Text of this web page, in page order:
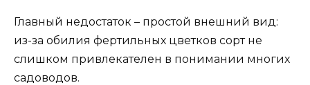
Главный недостаток – простой внешний вид:
из-за обилия фертильных цветков сорт не
слишком привлекателен в понимании многих
садоводов.